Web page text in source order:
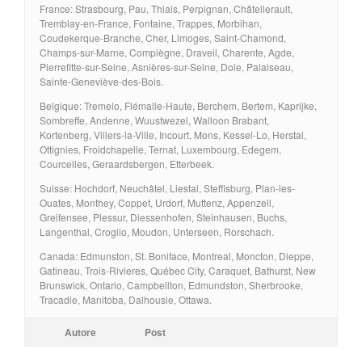
France: Strasbourg, Pau, Thiais, Perpignan, Châtellerault,
Tremblay-en-France, Fontaine, Trappes, Morbihan,
Coudekerque-Branche, Cher, Limoges, Saint-Chamond,
Champs-sur-Marne, Compiègne, Draveil, Charente, Agde,
Pierrefitte-sur-Seine, Asnières-sur-Seine, Dole, Palaiseau,
Sainte-Geneviève-des-Bois.
Belgique: Tremelo, Flémalle-Haute, Berchem, Bertem, Kaprijke,
Sombreffe, Andenne, Wuustwezel, Walloon Brabant,
Kortenberg, Villers-la-Ville, Incourt, Mons, Kessel-Lo, Herstal,
Ottignies, Froidchapelle, Ternat, Luxembourg, Edegem,
Courcelles, Geraardsbergen, Etterbeek.
Suisse: Hochdorf, Neuchâtel, Liestal, Steffisburg, Plan-les-
Ouates, Monthey, Coppet, Urdorf, Muttenz, Appenzell,
Greifensee, Plessur, Diessenhofen, Steinhausen, Buchs,
Langenthal, Croglio, Moudon, Unterseen, Rorschach.
Canada: Edmunston, St. Boniface, Montreal, Moncton, Dieppe,
Gatineau, Trois-Rivieres, Québec City, Caraquet, Bathurst, New
Brunswick, Ontario, Campbellton, Edmundston, Sherbrooke,
Tracadie, Manitoba, Dalhousie, Ottawa.
Autore Post